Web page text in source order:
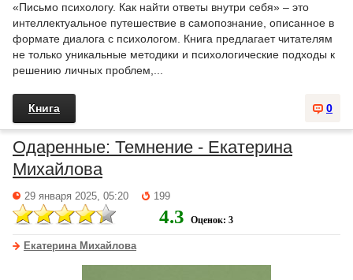
«Письмо психологу. Как найти ответы внутри себя» – это
интеллектуальное путешествие в самопознание, описанное в
формате диалога с психологом. Книга предлагает читателям
не только уникальные методики и психологические подходы к
решению личных проблем,...
0
Книга
Одаренные: Темнение - Екатерина
Михайлова
29 января 2025, 05:20 199
4.3 Оценок: 3
Екатерина Михайлова